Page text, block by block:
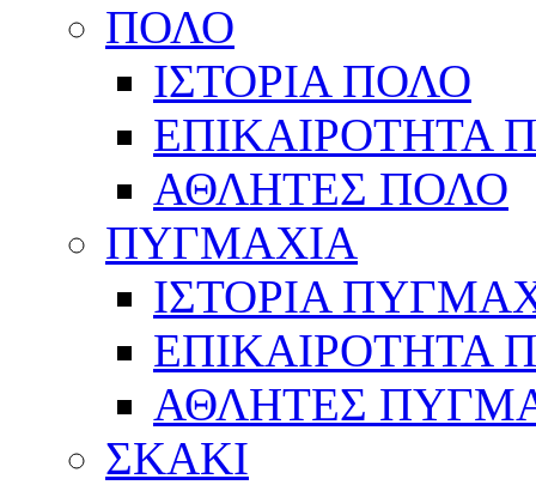
ΠΟΛΟ
ΙΣΤΟΡΙΑ ΠΟΛΟ
ΕΠΙΚΑΙΡΟΤΗΤΑ
ΑΘΛΗΤΕΣ ΠΟΛΟ
ΠΥΓΜΑΧΙΑ
ΙΣΤΟΡΙΑ
ΕΠΙΚΑΙΡΟΤΗΤΑ
ΑΘΛΗΤΕΣ
ΣΚΑΚΙ